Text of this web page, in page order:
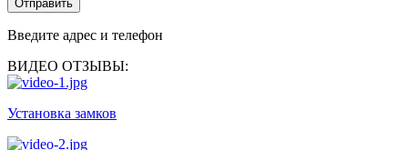
Отправить
Введите адрес и телефон
ВИДЕО ОТЗЫВЫ:
Установка замков